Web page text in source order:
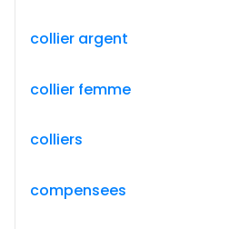
collier argent
collier femme
colliers
compensees